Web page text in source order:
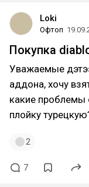
Loki
Офтоп
Покупка
Уважаемые
аддона, хочу
какие проблемы
плойку
2
7